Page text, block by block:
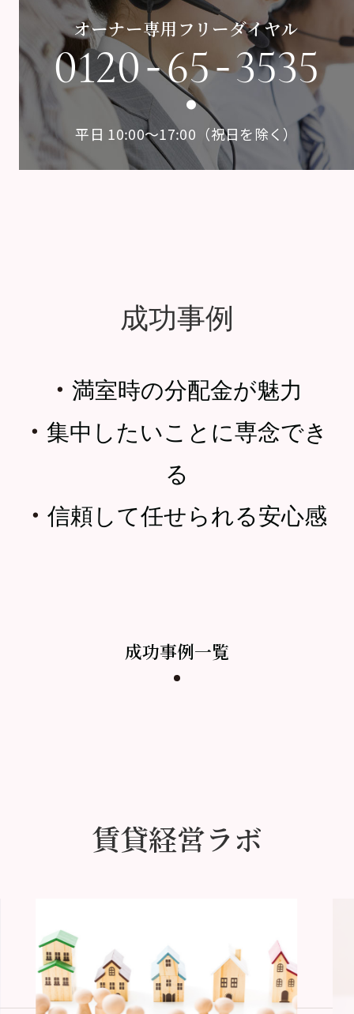
オーナー専用フリーダイヤル
0120-65-3535
平日 10:00〜17:00（祝日を除く）
成功事例
・ 満室時の分配金が魅力
・ 集中したいことに専念でき
る
・ 信頼して任せられる安心感
成功事例一覧
賃貸経営ラボ